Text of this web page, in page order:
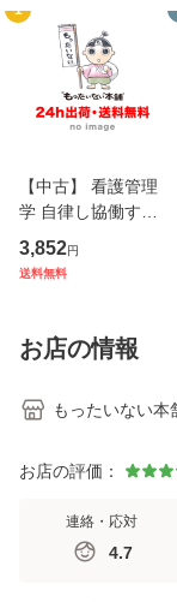
1
【中古】 看護管理
学 自律し協働する
専門職の看護マネ
ジメントスキル 改
恵 藤本幸三 / 南江
堂 [単行
3,852円
送料無料
お店の情報
もったいない本
お店の評価：
連絡・応対
4.7